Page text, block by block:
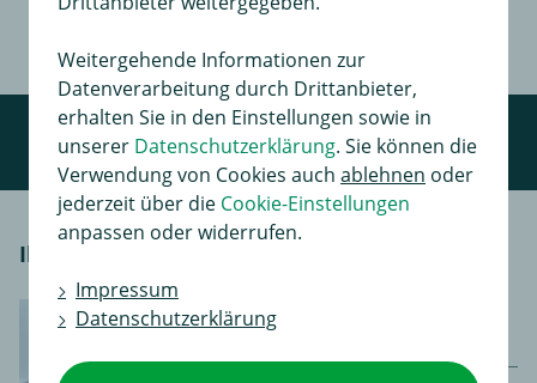
Ihr persönlicher Kontakt
Montag - Freitag 8-17 Uhr |
Weitergehende Informationen zur
Datenverarbeitung durch Drittanbieter,
erhalten Sie in den Einstellungen sowie in
unserer Datenschutzerklärung. Sie können die
Verwendung von Cookies auch ablehnen oder
jederzeit über die Cookie-Einstellungen
anpassen oder widerrufen.
Impressum
Datenschutzerklärung